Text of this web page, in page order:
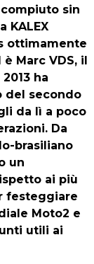
sin
KALEX
ottimamente
Marc VDS, il
ha
del secondo
da lì a poco
Da
brasiliano
un
ai più
festeggiare
Moto2 e
utili ai